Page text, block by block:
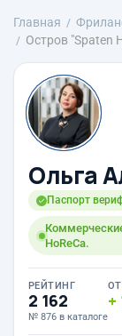
Главная
Остров "Spaten
Ольга
Паспорт
HoReCa.
РЕЙТИНГ
2 162
№ 876 в каталоге